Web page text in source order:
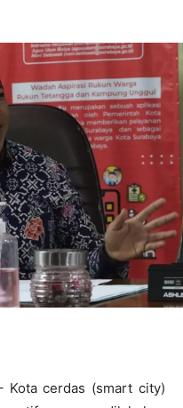
Kota cerdas (smart city)